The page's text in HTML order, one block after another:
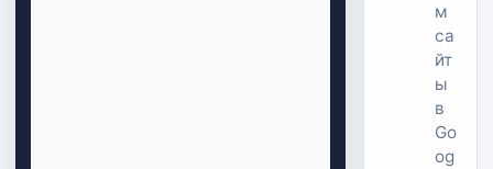
м
са
йт
ы
в
Go
og